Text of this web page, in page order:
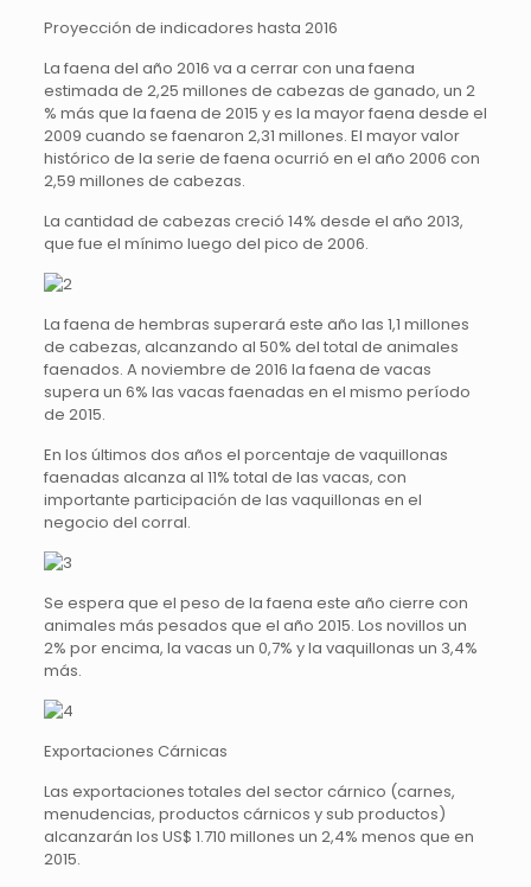
Proyección de indicadores hasta 2016
La faena del año 2016 va a cerrar con una faena
estimada de 2,25 millones de cabezas de ganado, un 2
% más que la faena de 2015 y es la mayor faena desde el
2009 cuando se faenaron 2,31 millones. El mayor valor
histórico de la serie de faena ocurrió en el año 2006 con
2,59 millones de cabezas.
La cantidad de cabezas creció 14% desde el año 2013,
que fue el mínimo luego del pico de 2006.
La faena de hembras superará este año las 1,1 millones
de cabezas, alcanzando al 50% del total de animales
faenados. A noviembre de 2016 la faena de vacas
supera un 6% las vacas faenadas en el mismo período
de 2015.
En los últimos dos años el porcentaje de vaquillonas
faenadas alcanza al 11% total de las vacas, con
importante participación de las vaquillonas en el
negocio del corral.
Se espera que el peso de la faena este año cierre con
animales más pesados que el año 2015. Los novillos un
2% por encima, la vacas un 0,7% y la vaquillonas un 3,4%
más.
Exportaciones Cárnicas
Las exportaciones totales del sector cárnico (carnes,
menudencias, productos cárnicos y sub productos)
alcanzarán los US$ 1.710 millones un 2,4% menos que en
2015.